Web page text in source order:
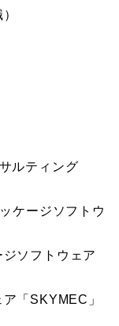
ルティング
ケージソフトウ
ソフトウェア
「SKYMEC」